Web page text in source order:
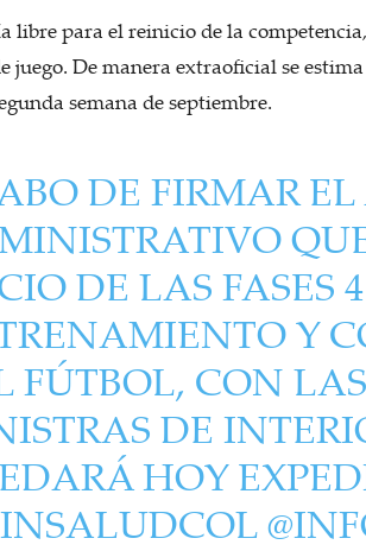
libre para el reinicio de la
juego. De manera extraoficial se
semana de septiembre.
DE FIRMAR
DE LAS FASES
Y
FÚTBOL, CON
DE
HOY